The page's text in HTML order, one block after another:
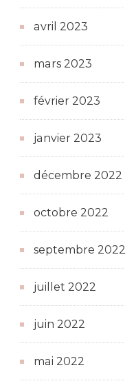
avril 2023
mars 2023
février 2023
janvier 2023
décembre 2022
octobre 2022
septembre 2022
juillet 2022
juin 2022
mai 2022